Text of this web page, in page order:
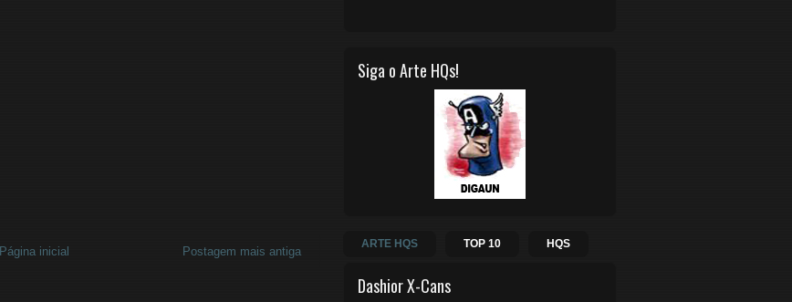
Postagem mais antiga
Página inicial
Siga o Arte HQs!
ARTE HQS TOP 10 HQS
Dashior X-Cans